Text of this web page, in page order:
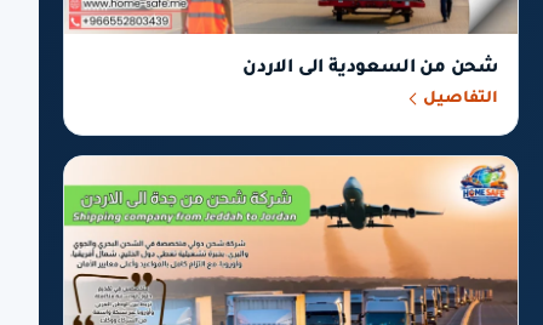
شحن من السعودية الى الاردن
التفاصيل